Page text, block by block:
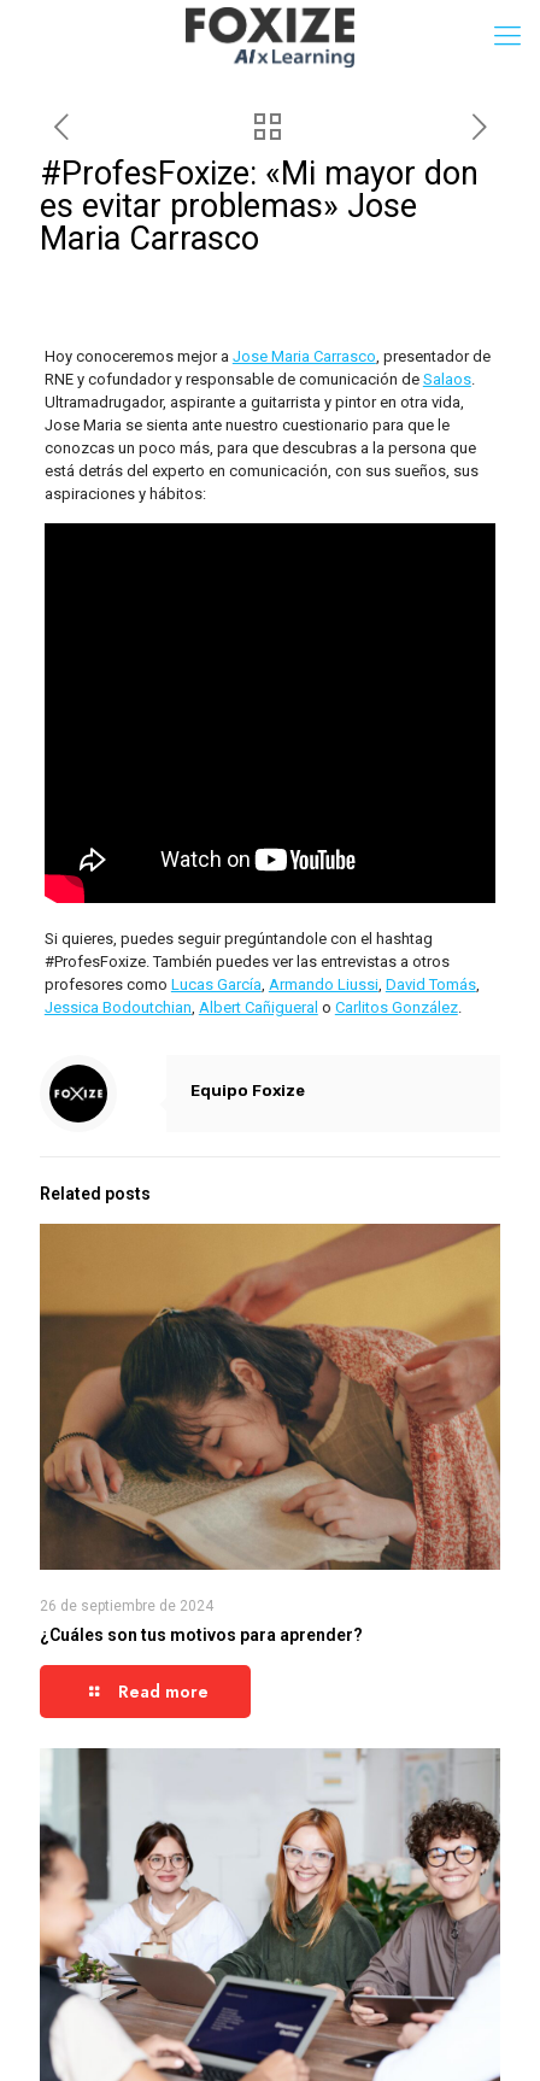
#ProfesFoxize: «Mi mayor don
es evitar problemas» Jose
Maria Carrasco
Hoy conoceremos mejor a Jose Maria Carrasco, presentador de
RNE y cofundador y responsable de comunicación de Salaos.
Ultramadrugador, aspirante a guitarrista y pintor en otra vida,
Jose Maria se sienta ante nuestro cuestionario para que le
conozcas un poco más, para que descubras a la persona que
está detrás del experto en comunicación, con sus sueños, sus
aspiraciones y hábitos:
Si quieres, puedes seguir pregúntandole con el hashtag
#ProfesFoxize. También puedes ver las entrevistas a otros
profesores como Lucas García, Armando Liussi, David Tomás,
Jessica Bodoutchian, Albert Cañigueral o Carlitos González.
Equipo Foxize
Related posts
26 de septiembre de 2024
¿Cuáles son tus motivos para aprender?
Read more